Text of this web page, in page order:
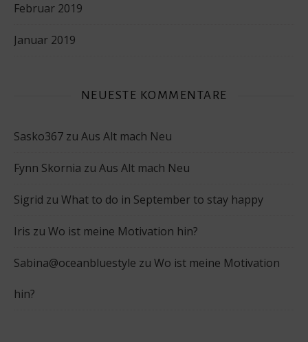
Februar 2019
Januar 2019
NEUESTE KOMMENTARE
Sasko367 zu Aus Alt mach Neu
Fynn Skornia zu Aus Alt mach Neu
Sigrid zu What to do in September to stay happy
Iris zu Wo ist meine Motivation hin?
Sabina@oceanbluestyle zu Wo ist meine Motivation
hin?